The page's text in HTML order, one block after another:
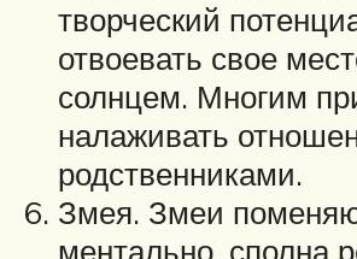
творческий
отвоевать свое
солнцем. Многим
налаживать
родственниками.
Змея. Змеи
ментально, сполна